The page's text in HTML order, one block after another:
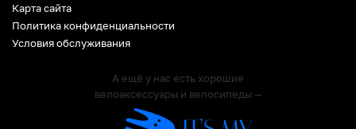
Карта сайта
Политика конфиденциальности
Условия обслуживания
А ещё у нас есть хорошие
велоаксессуары и велосипеды —